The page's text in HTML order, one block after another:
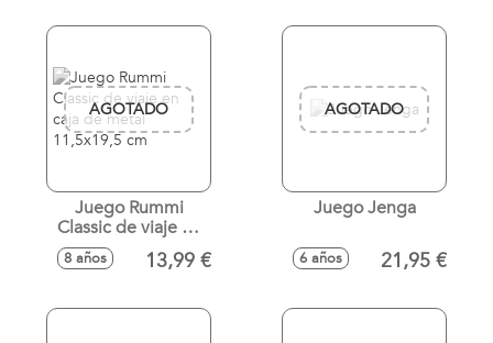
AGOTADO
Juego Rummi
Classic de viaje en
caja de metal
11,5x19,5 cm
8 años 13,99 €
AGOTADO
Juego Jenga
6 años 21,95 €